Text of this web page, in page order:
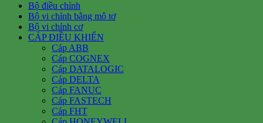
Bộ điều chỉnh
Bộ vi chỉnh bằng mô tơ
Bộ vi chỉnh cơ
CÁP ĐIỀU KHIỂN
Cáp ABB
Cáp COGNEX
Cáp DATALOGIC
Cáp DELTA
Cáp FANUC
Cáp FASTECH
Cáp FHT